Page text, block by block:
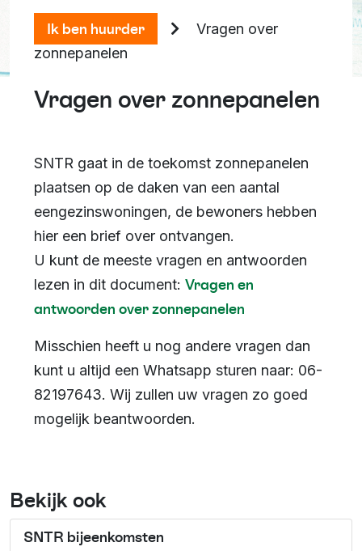
Ik ben huurder
Vragen over
zonnepanelen
Vragen over zonnepanelen
SNTR gaat in de toekomst zonnepanelen
plaatsen op de daken van een aantal
eengezinswoningen, de bewoners hebben
hier een brief over ontvangen.
U kunt de meeste vragen en antwoorden
lezen in dit document: Vragen en
antwoorden over zonnepanelen
Misschien heeft u nog andere vragen dan
kunt u altijd een Whatsapp sturen naar: 06-
82197643. Wij zullen uw vragen zo goed
mogelijk beantwoorden.
Bekijk ook
SNTR bijeenkomsten